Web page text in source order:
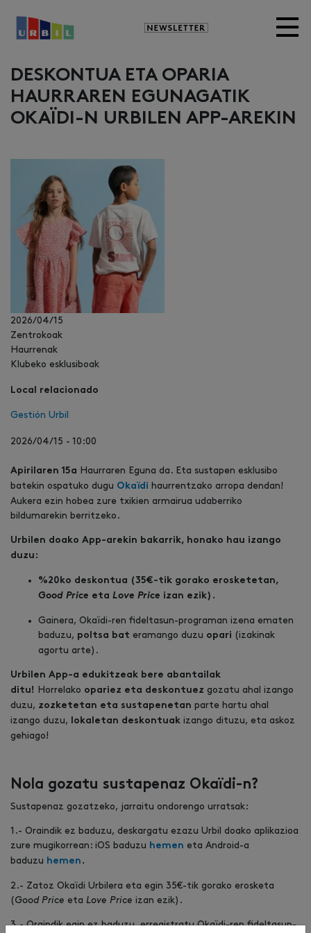
Newsletter
DESKONTUA ETA OPARIA
HAURRAREN EGUNAGATIK
OKAÏDI-N URBILEN APP-AREKIN
2026/04/15
Zentrokoak
Haurrenak
Klubeko esklusiboak
Local relacionado
Gestión Urbil
2026/04/15 - 10:00
Apirilaren 15a Haurraren Eguna da. Eta sustapen esklusibo
batekin ospatuko dugu Okaïdi haurrentzako arropa dendan!
Aukera ezin hobea zure txikien armairua udaberriko
bildumarekin berritzeko.
Urbilen doako App-arekin bakarrik, honako hau izango
duzu:
%20ko deskontua (35€-tik gorako erosketetan,
Good Price eta Love Price izan ezik).
Gainera, Okaïdi-ren fideltasun-programan izena ematen
baduzu, poltsa bat eramango duzu opari (izakinak
agortu arte).
Urbilen App-a edukitzeak bere abantailak
ditu!
Horrelako opariez eta deskontuez gozatu ahal izango
duzu, zozketetan eta sustapenetan parte hartu ahal
izango duzu,
lokaletan deskontuak izango dituzu, eta askoz
gehiago!
Nola gozatu sustapenaz Okaïdi-n?
Sustapenaz gozatzeko, jarraitu ondorengo urratsak:
1.- Oraindik ez baduzu, deskargatu ezazu Urbil doako aplikazioa
zure mugikorrean: iOS baduzu hemen eta Android-a
baduzu hemen .
2.- Zatoz Okaïdi Urbilera eta egin 35€-tik gorako erosketa
(Good Price eta Love Price izan ezik).
3.- Oraindik egin ez baduzu, erregistratu Okaïdi-ren fideltasun-